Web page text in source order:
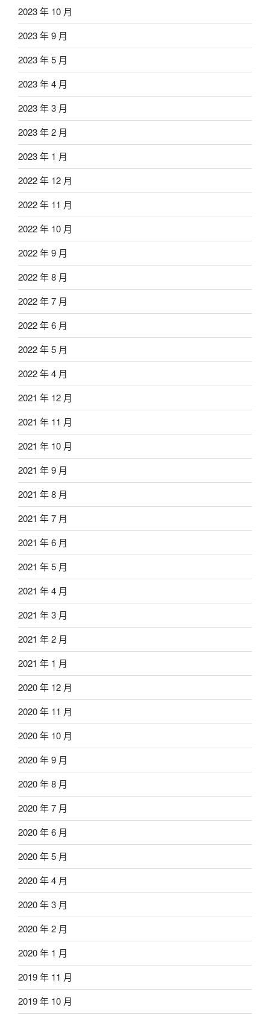
2023 年 10 月
2023 年 9 月
2023 年 5 月
2023 年 4 月
2023 年 3 月
2023 年 2 月
2023 年 1 月
2022 年 12 月
2022 年 11 月
2022 年 10 月
2022 年 9 月
2022 年 8 月
2022 年 7 月
2022 年 6 月
2022 年 5 月
2022 年 4 月
2021 年 12 月
2021 年 11 月
2021 年 10 月
2021 年 9 月
2021 年 8 月
2021 年 7 月
2021 年 6 月
2021 年 5 月
2021 年 4 月
2021 年 3 月
2021 年 2 月
2021 年 1 月
2020 年 12 月
2020 年 11 月
2020 年 10 月
2020 年 9 月
2020 年 8 月
2020 年 7 月
2020 年 6 月
2020 年 5 月
2020 年 4 月
2020 年 3 月
2020 年 2 月
2020 年 1 月
2019 年 11 月
2019 年 10 月